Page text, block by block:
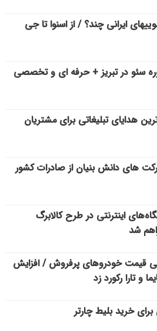
ماشین لباسشویی‎های ایرانی چند؟ / از اسنوا تا جی
سئو در تبریز + حرفه ای و تخصصی
هدایای تبلیغاتی برای مشتریان
های دانش بنیان از صادرات کشور
اینترنتی در طرح کالابرگ
شد
قیمت خودروهای پرفروش / افزایش
و تارا رکورد زد
خرید بلیط چارتر